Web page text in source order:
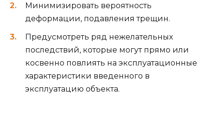
Минимизировать вероятность
деформации, подавления трещин.
Предусмотреть ряд нежелательных
последствий, которые могут прямо или
косвенно повлиять на эксплуатационные
характеристики введенного в
эксплуатацию объекта.